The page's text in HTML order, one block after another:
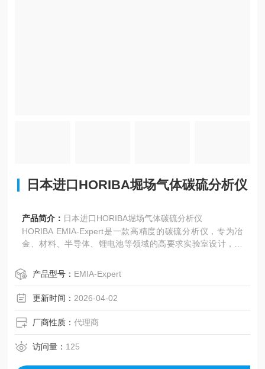
日本进口HORIBA堀场气体碳硫分析仪
产品简介： 日本进口HORIBA堀场气体碳硫分析仪
‌HORIBA EMIA-Expert是一款高精度的碳硫分析仪，专为冶
金、材料、半导体、锂电池等领域的高要求实验室设计，具
优势‌。
产品型号： EMIA-Expert
更新时间： 2026-04-02
厂商性质：代理商
访问量： 125